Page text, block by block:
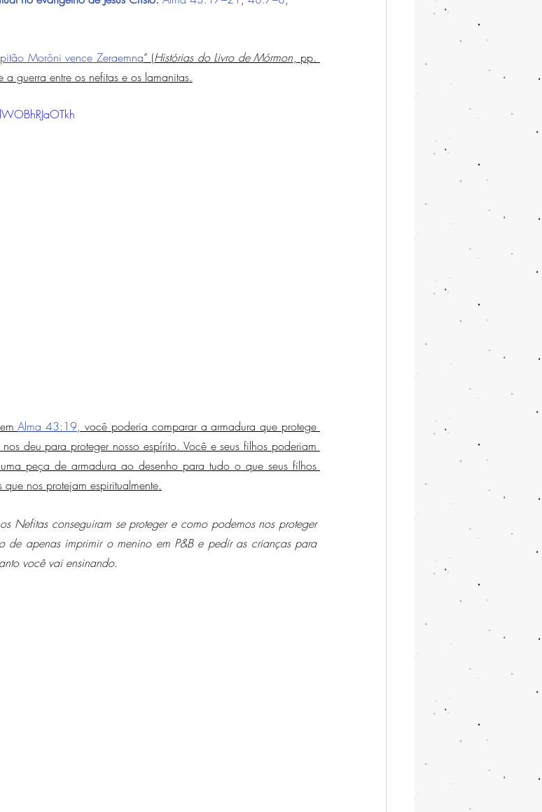
Morôni vence Zeraemna” (Histórias do Livro de Mórmon, pp.
guerra entre os nefitas e os lamanitas.
Alma 43:19, você poderia comparar a armadura que protege
deu para proteger nosso espírito. Você e seus filhos poderiam
peça de armadura ao desenho para tudo o que seus filhos
nos protejam espiritualmente.
Nefitas conseguiram se proteger e como podemos nos proteger
de apenas imprimir o menino em P&B e pedir as crianças para
você vai ensinando.